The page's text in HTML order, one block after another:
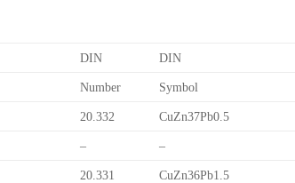
DIN DIN
Number Symbol
20.332 CuZn37Pb0.5
– –
20.331 CuZn36Pb1.5